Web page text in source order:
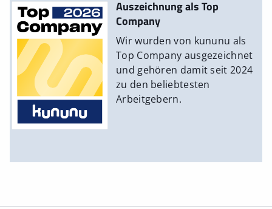
Auszeichnung als Top
Company
Wir wurden von kununu als
Top Company ausgezeichnet
und gehören damit seit 2024
zu den beliebtesten
Arbeitgebern.